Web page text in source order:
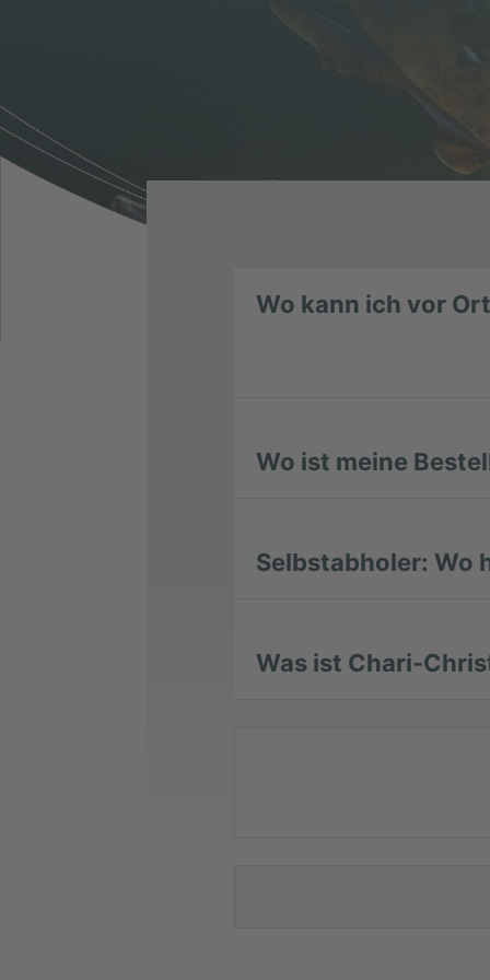
Wo kann ich vor
Wo ist meine
Selbstabholer: Wo
Was ist Chari-